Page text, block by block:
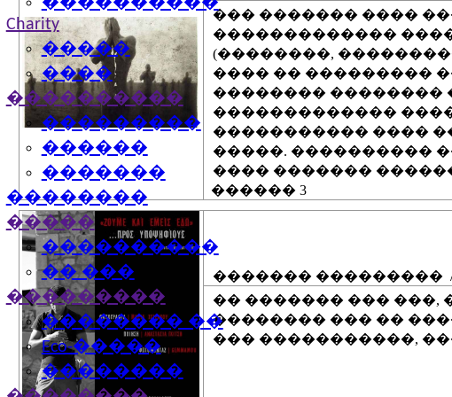
����������
Charity
�����
����
����������
���������
������
�������
��������
�����
����������
�� ���
���������
�������� ��
Eco-�����
��������
��� ������� ����
�������������
(��������,
���� �� ���������
�������� ��������
�������������
����������� ����
�����. ����������
���� �������
������ 3
������ ��� �����
������� ���������
�� ������� ��� ���,
�������� ��� ��
��� �����������,